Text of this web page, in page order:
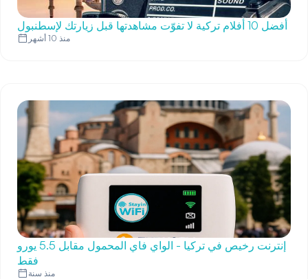
أفضل 10 أفلام تركية لا تفوّت مشاهدتها قبل زيارتك لإسطنبول
منذ 10 أشهر
إنترنت رخيص في تركيا - الواي فاي المحمول مقابل 5.5 يورو
فقط
منذ سنة